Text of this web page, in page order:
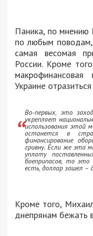
Паника, по мнению
по любым поводам,
самая весомая
России. Кроме
Украине
Во-первых, это
укрепляет
использования этой
останется в
финансирование
гривну. Если же эта
уплату
боеприпасов, то
есть, доллар зашел –
Кроме того,
днепрянам бежать